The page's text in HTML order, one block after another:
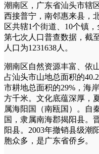
潮南区，广东省汕头市辖
西接普宁，南邻惠来县，
区共辖1个街道、10个镇
第七次人口普查数据，截
人口为1231638人。
潮南区自然资源丰富、依
占汕头市山地总面积的
市耕地总面积的29%，海
方千米。文化底蕴深厚，
属海阳国（南瓯国）。自
国，隶属南海郡揭阳县。
阳县。2003年撤销县级潮
胞众多，是广东省侨乡。